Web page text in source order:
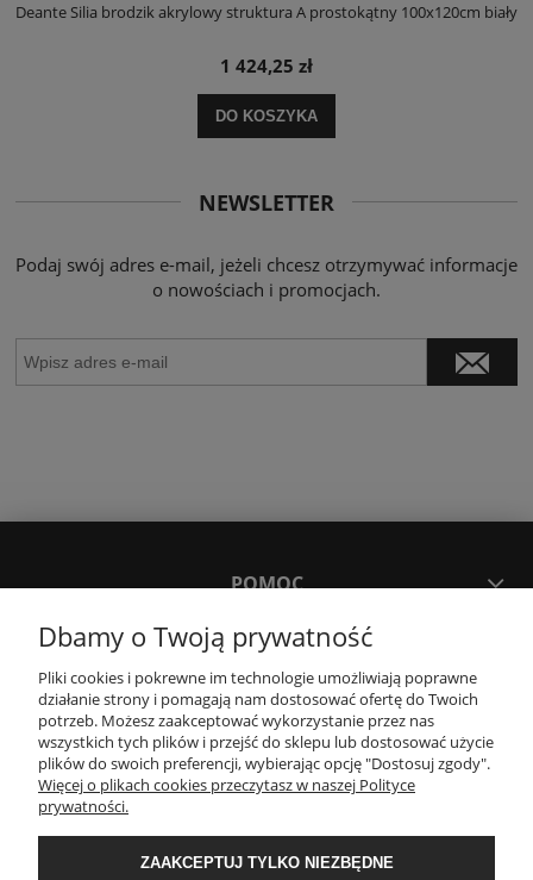
Deante Silia brodzik akrylowy struktura A prostokątny 100x120cm biały
1 424,25 zł
DO KOSZYKA
NEWSLETTER
Podaj swój adres e-mail, jeżeli chcesz otrzymywać informacje
o nowościach i promocjach.
POMOC
MOJE KONTO
PŁATNOŚCI I DOSTAWA
KONTAKT
Wyposażenie łazienek Łazienki.eco | Pawła 23, 41-708 Ruda Śląska | E-mail:
Dbamy o Twoją prywatność
Pliki cookies i pokrewne im technologie umożliwiają poprawne
działanie strony i pomagają nam dostosować ofertę do Twoich
potrzeb. Możesz zaakceptować wykorzystanie przez nas
wszystkich tych plików i przejść do sklepu lub dostosować użycie
plików do swoich preferencji, wybierając opcję "Dostosuj zgody".
Więcej o plikach cookies przeczytasz w naszej Polityce
prywatności.
ZAAKCEPTUJ TYLKO NIEZBĘDNE